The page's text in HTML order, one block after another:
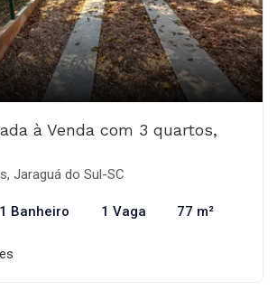
à Venda com 3 quartos,
Jaraguá do Sul-SC
1 Banheiro 1 Vaga 77 m²